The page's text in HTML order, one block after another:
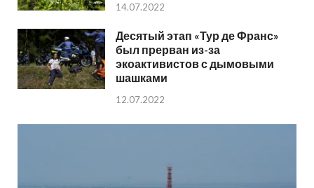
14.07.2022
Десятый этап «Тур де Франс»
был прерван из-за
экоактивистов с дымовыми
шашками
12.07.2022